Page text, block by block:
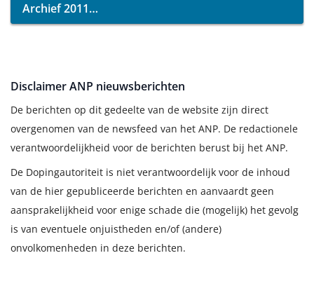
Archief 2011
Disclaimer ANP nieuwsberichten
De berichten op dit gedeelte van de website zijn direct
overgenomen van de newsfeed van het ANP. De redactionele
verantwoordelijkheid voor de berichten berust bij het ANP.
De Dopingautoriteit is niet verantwoordelijk voor de inhoud
van de hier gepubliceerde berichten en aanvaardt geen
aansprakelijkheid voor enige schade die (mogelijk) het gevolg
is van eventuele onjuistheden en/of (andere)
onvolkomenheden in deze berichten.